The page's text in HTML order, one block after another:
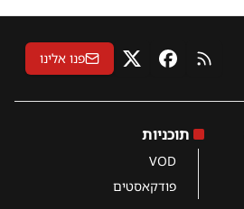
RSS פייסבוקX פנו אלינו
תוכניות
VOD
פודקאסטים